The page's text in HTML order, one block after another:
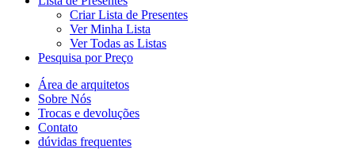
Criar Lista de Presentes
Ver Minha Lista
Ver Todas as Listas
Pesquisa por Preço
Área de arquitetos
Sobre Nós
Trocas e devoluções
Contato
dúvidas frequentes